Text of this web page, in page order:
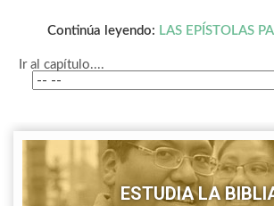
Continúa leyendo: LAS EPÍSTOLAS
Ir al capítulo....
ESTUDIA LA